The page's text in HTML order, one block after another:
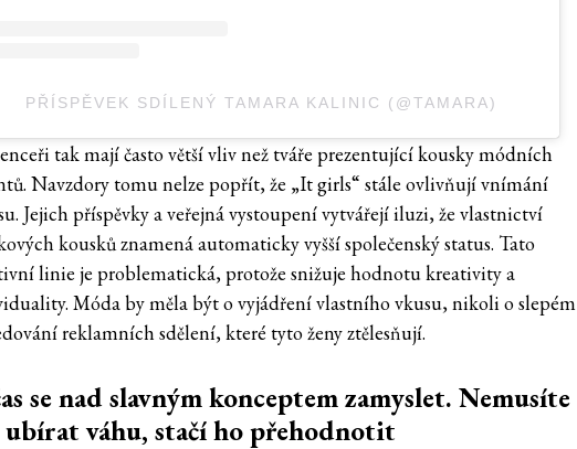
PŘÍSPĚVEK SDÍLENÝ TAMARA KALINIC (@TAMARA)
tak mají často větší vliv než tváře prezentující kousky módních
Navzdory tomu nelze popřít, že „It girls“ stále ovlivňují vnímání
Jejich příspěvky a veřejná vystoupení vytvářejí iluzi, že vlastnictví
kousků znamená automaticky vyšší společenský status. Tato
linie je problematická, protože snižuje hodnotu kreativity a
Móda by měla být o vyjádření vlastního vkusu, nikoli o slepém
reklamních sdělení, které tyto ženy ztělesňují.
se nad slavným konceptem zamyslet. Nemusíte
váhu, stačí ho přehodnotit